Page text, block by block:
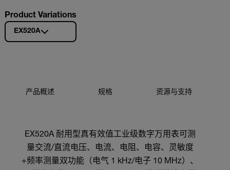
Product Variations
EX520A
产品概述 规格 资源与支持
EX520A 耐用型真有效值工业级数字万用表可测
量交流/直流电压、电流、电阻、电容、灵敏度
+频率测量双功能（电气 1 kHz/电子 10 MHz）、